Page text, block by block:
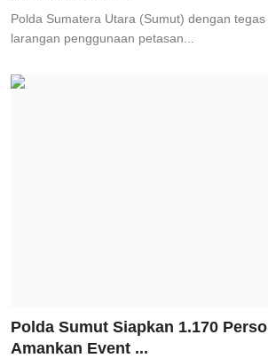
Polda Sumatera Utara (Sumut) dengan
larangan penggunaan petasan...
Polda Sumut Siapkan 1.170
Amankan Event ...